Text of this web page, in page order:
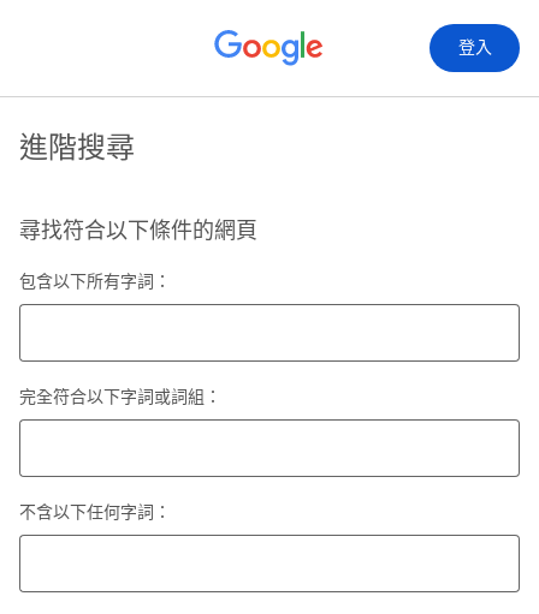
登入
進階搜尋
尋找符合以下條件的網頁
包含以下所有字詞：
完全符合以下字詞或詞組：
不含以下任何字詞：